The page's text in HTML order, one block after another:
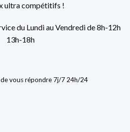
ultra compétitifs !
du Lundi au Vendredi de 8h-12h
13h-18h
vous répondre 7j/7 24h/24